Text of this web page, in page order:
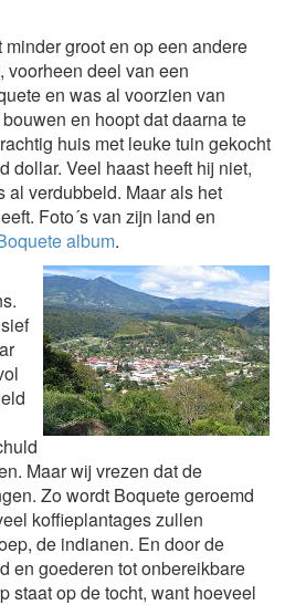
groot en op een andere
voorheen deel van een
en was al voorzien van
en hoopt dat daarna te
huis met leuke tuin gekocht
dollar. Veel haast heeft hij niet,
al verdubbeld. Maar als het
Foto´s van zijn land en
album.
Maar wij vrezen dat de
Zo wordt Boquete geroemd
koffieplantages zullen
de indianen. En door de
en goederen tot onbereikbare
staat op de tocht, want hoeveel